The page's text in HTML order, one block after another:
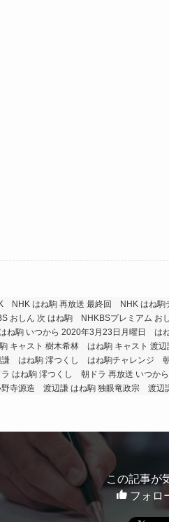
NHK はね駒 再放送 最終回 NHK はね駒
おしん 次 はね駒 NHKBSプレミアム お
ね駒 いつから 2020年3月23日月曜日 は
キャスト 樹木希林 はね駒 キャスト 渡辺
はね駒 澪つくし はね駒チャレンジ
はね駒 澪つくし 朝ドラ 再放送 いつか
寺源造 渡辺謙 はね駒 独眼竜政宗 渡辺
この記事が
フォロ